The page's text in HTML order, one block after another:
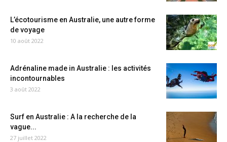
L’écotourisme en Australie, une autre forme
de voyage
10 août 2022
Adrénaline made in Australie : les activités
incontournables
3 août 2022
Surf en Australie : A la recherche de la
vague...
27 juillet 2022